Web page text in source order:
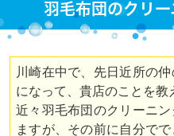
羽毛布団のクリ
川崎在中で、先日近所の
になって、貴店のことを教
近々羽毛布団のクリーニ
ますが、その前に自分で